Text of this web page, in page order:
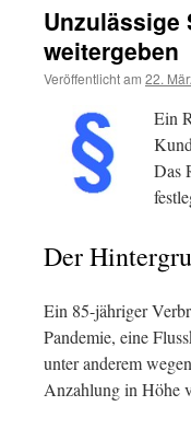
Unzulässige
weitergeben
Veröffentlicht am 22.
Ein
Das
Der
Ein 85-jähriger
Pandemie, eine
unter anderem
Anzahlung in Höhe